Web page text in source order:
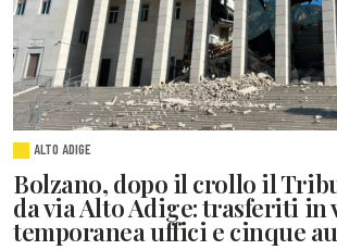
ALTO ADIGE
Bolzano, dopo il crollo il
da via Alto Adige: trasferiti in
temporanea uffici e cinque